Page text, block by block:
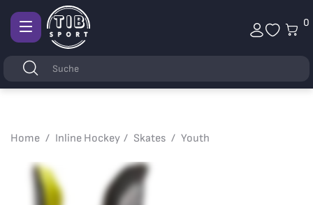
0
StichwörterSuchen
Afficher
navigation
Home Inline Hockey Skates Youth